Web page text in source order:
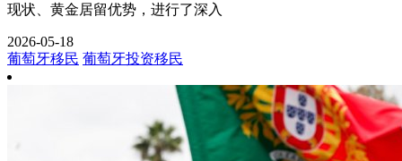
现状、黄金居留优势，进行了深入
2026-05-18
葡萄牙移民 葡萄牙投资移民